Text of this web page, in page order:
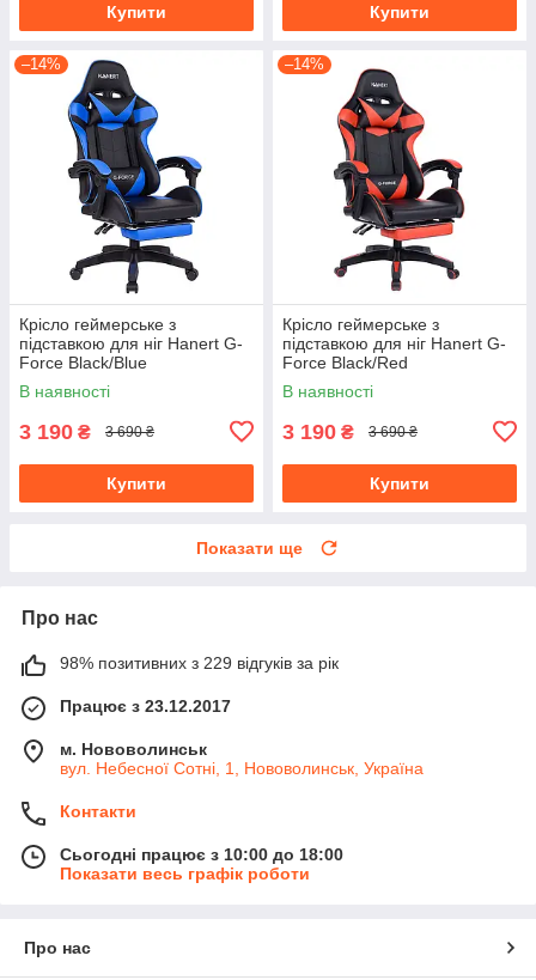
Купити Купити
–14%
Крісло геймерське з
підставкою для ніг Hanert G-
Force Black/Blue
В наявності
3 190 ₴ 3 690 ₴
Купити
–14%
Крісло геймерське з
підставкою для ніг Hanert G-
Force Black/Red
В наявності
3 190 ₴ 3 690 ₴
Купити
Показати ще
Про нас
98% позитивних з 229 відгуків за рік
Працює з 23.12.2017
м. Нововолинськ
вул. Небесної Сотні, 1, Нововолинськ, Україна
Контакти
Сьогодні працює з 10:00 до 18:00
Показати весь графік роботи
Про нас